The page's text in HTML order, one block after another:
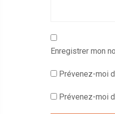
Enregistrer mon
Prévenez-moi
Prévenez-moi